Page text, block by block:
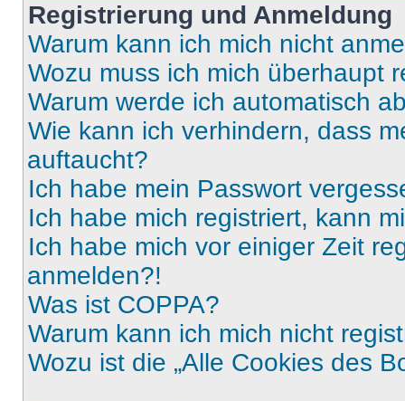
Registrierung und Anmeldung
Warum kann ich mich nicht
Wozu muss ich mich überhaupt
Warum werde ich automatisch
Wie kann ich verhindern, dass
auftaucht?
Ich habe mein Passwort
Ich habe mich registriert, kann
Ich habe mich vor einiger Zeit
anmelden?!
Was ist COPPA?
Warum kann ich mich nicht
Wozu ist die „Alle Cookies des